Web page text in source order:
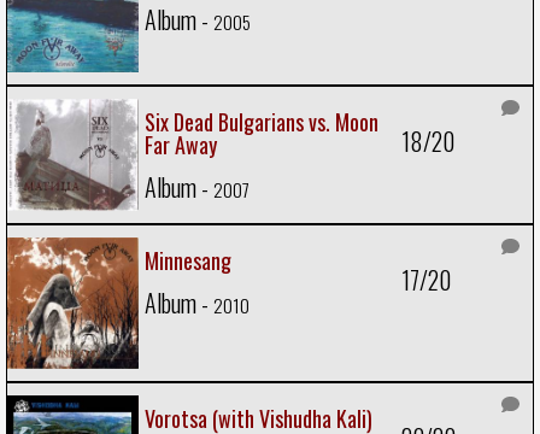
Album - 2005
Six Dead Bulgarians vs. Moon
Far Away
Album - 2007
18/20
Minnesang
Album - 2010
17/20
Vorotsa (with Vishudha Kali)